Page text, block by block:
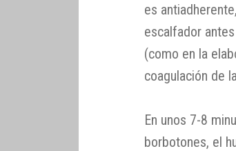
es
escalfador
(como en la
coagulación de
En unos 7-8
borbotones, el